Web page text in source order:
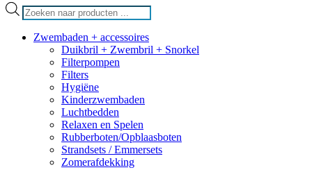
Producten
zoeken
Zwembaden + accessoires
Duikbril + Zwembril + Snorkel
Filterpompen
Filters
Hygiëne
Kinderzwembaden
Luchtbedden
Relaxen en Spelen
Rubberboten/Opblaasboten
Strandsets / Emmersets
Zomerafdekking